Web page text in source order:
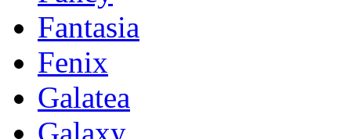
Fantasia
Fenix
Galatea
Galaxy